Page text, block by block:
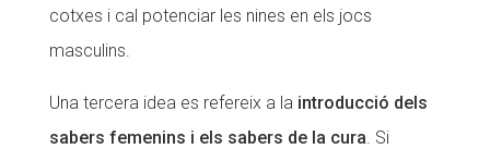
cotxes i cal potenciar les nines en els jocs
masculins.
Una tercera idea es refereix a la introducció dels
sabers femenins i els sabers de la cura. Si